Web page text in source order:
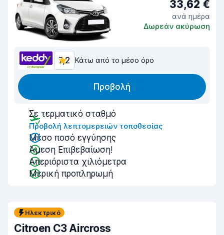
33,62 €
ανά ημέρα
Δωρεάν ακύρωση
7,2 Κάτω από το μέσο όρο
Προβολή
Σε τερματικό σταθμό
Προβολή λεπτομερειών τοποθεσίας
Μέσο ποσό εγγύησης
Άμεση Επιβεβαίωση!
Απεριόριστα χιλιόμετρα
Μερική προπληρωμή
Ηλεκτρικό
Citroen C3 Aircross